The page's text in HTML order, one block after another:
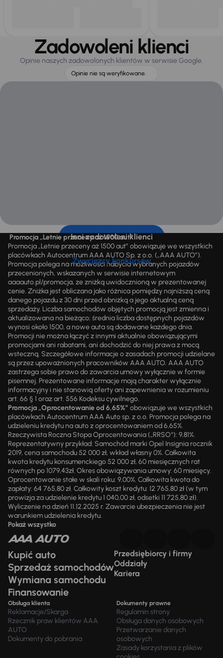
Zadowoleni klienci
Opinie naszych zadowolonych klientów w serwisie Google.
Opinie nie są weryfikowane.
Inni zadowoleni klienci
Zwycięzcy konkursów
Promocja „Letnie przeceny aż 1500 aut”
Promocja „Letnie przeceny aż 1500 aut” obowiązuje we wszystkich
placówkach Autocentrum AAA AUTO Sp. z o.o. („AAA AUTO”).
Promocja polega na możliwości nabycia wybranych pojazdów
przecenionych, wskazanych w serwisie internetowym
aaaauto.pl/promocja, ze zniżką uwidocznioną w prezentowanej
cenie. Zniżka jest obliczana jako różnica pomiędzy najniższą ceną
danego pojazdu z 30 dni przed obniżką a jego aktualną ceną
sprzedaży. Liczba samochodów objętych promocją jest zmienna i
aktualizowana na bieżąco; średnia liczba dostępnych pojazdów
wynosi około 1500, a nowe auta są dodawane każdego dnia.
Promocji nie można łączyć z innymi aktualnie obowiązującymi
promocjami ani rabatami, ani dochodzić do niej prawa z mocą
wsteczną. Szczegółowe informacje o zasadach promocji udzielane
są przez upoważnionych pracowników AAA AUTO. AAA AUTO
zastrzega sobie prawo do zawarcia umowy wyłącznie w formie
pisemnej. Prezentowane informacje mają charakter wyłącznie
informacyjny i nie stanowią oferty ani zapewnienia w rozumieniu
art. 66 § 1 oraz art. 556 Kodeksu cywilnego.
Promocja „Oprocentowanie od 6,65%” obowiązuje we wszystkich
placówkach Autocentrum AAA Auto sp. z o.o. Promocja polega na
udzieleniu kredytu na auto z oprocentowaniem od 6,65%.
Rzeczywista Roczna Stopa Oprocentowania („RRSO“): 9,81%.
Reprezentatywny przykład: Samochód marki Opel Insignia rocznik
2019, cena samochodu 52 000 zł, wkład własny 0%. Całkowita
kwota kredytu konsumenckiego 52 000 zł, 60 miesięcznych rat
równych po 1079,43zł. Okres obowiązywania umowy: 60 miesięcy.
Oprocentowanie stałe w skali roku: 9,00%. Całkowita kwota do
zapłaty: 64 765,80 zł. Całkowity koszt kredytu: 12 765,80 zł (w tym
prowizja za udzielenie kredytu 1 040,00 zł, odsetki 11 725,80 zł).
Wyliczenie na dzień 11.12.2025 r. Zawarcie ubezpieczenia nie jest
warunkiem udzielenia kredytu.
Pokaż wszystko
Kupić auto
Sprzedaż samochodów
Wymiana samochodu
Finansowanie
Przedsiębiorcy i firmy
Oddziały
Kariera
Obsługa klienta
Reklamacje/Skarga
Rzecznik praw klientów AAA
AUTO
Dokumenty do pobrania
Dokumenty prawne
Regulamin strony
Obsługa danych osobowych
Przetwarzanie danych
osobowych
Zasady korzystania z plików